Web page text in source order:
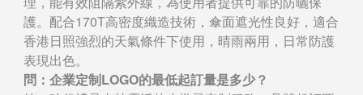
護。配合170T高密度織造技術，傘面遮光性良好，適合
香港日照強烈的天氣條件下使用，晴雨兩用，日常防護
表現出色。
問：企業定制LOGO的最低起訂量是多少？